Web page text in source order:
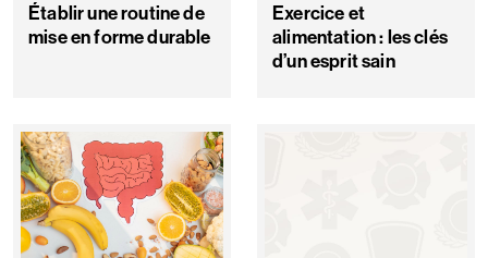
Établir une routine de
mise en forme durable
Exercice et
alimentation : les clés
d’un esprit sain